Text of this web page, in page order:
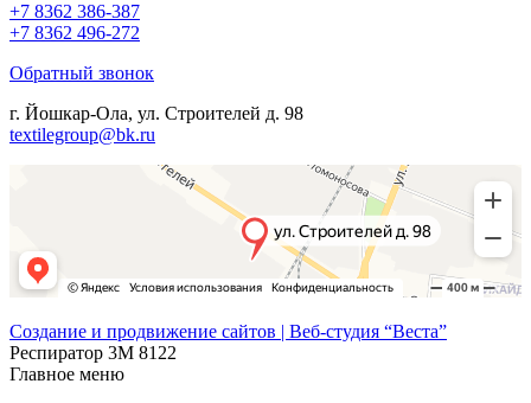
+7 8362 386-387
+7 8362 496-272
Обратный звонок
г. Йошкар-Ола, ул. Строителей д. 98
textilegroup@bk.ru
Создание и продвижение сайтов | Веб-студия “Веста”
Респиратор 3М 8122
Главное меню